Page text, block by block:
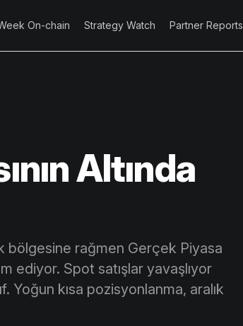
On-chain Strategy Watch Partner Reports
Altında
bölgesine rağmen Gerçek Piyasa
ediyor. Spot satışlar yavaşlıyor
Yoğun kısa pozisyonlanma, aralık